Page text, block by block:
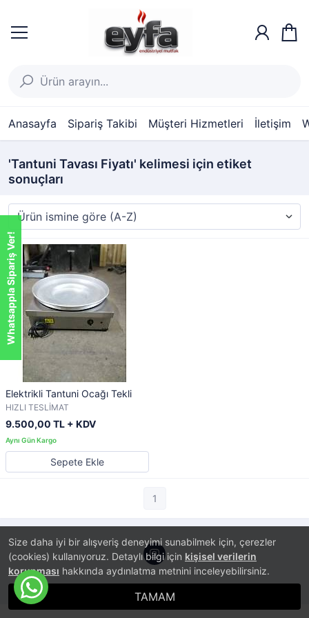
Anasayfa Sipariş Takibi Müşteri Hizmetleri İletişim
Size daha iyi bir alışveriş deneyimi sunabilmek için, çerezler
(cookies) kullanıyoruz. Detaylı bilgi için kişisel verilerin
korunması hakkında aydınlatma metnini inceleyebilirsiniz.
TAMAM
'Tantuni Tavası Fiyatı' kelimesi için etiket
sonuçları
Elektrikli Tantuni Ocağı Tekli
HIZLI TESLİMAT
9.500,00 TL + KDV
Sepete Ekle
1
PlatinMarket ®
Whatsappla Sipariş Ver!